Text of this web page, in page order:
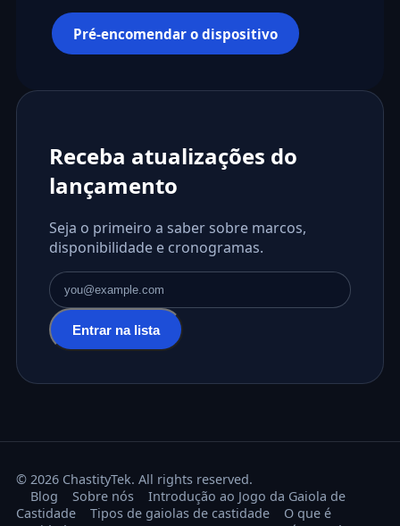
Pré-encomendar o dispositivo
Receba atualizações do
lançamento
Seja o primeiro a saber sobre marcos,
disponibilidade e cronogramas.
Endereço de e-mail
Entrar na lista
© 2026 ChastityTek. All rights reserved.
Blog
Sobre nós
Introdução ao Jogo da Gaiola de
Castidade
Tipos de gaiolas de castidade
O que é